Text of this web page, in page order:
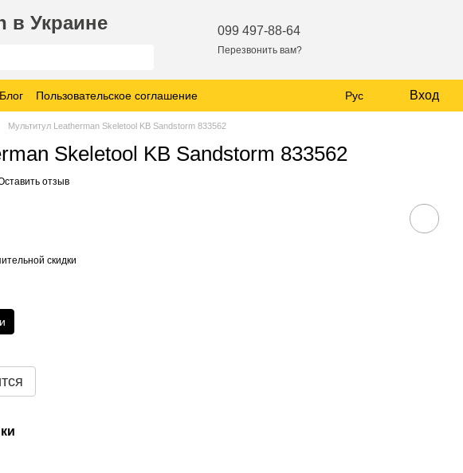
в Украине 099 497-88-64
Перезвонить вам?
Блог Пользовательское соглашение Рус Вход
Мультитул Leatherman Skeletool KB Sandstorm 833562
Skeletool KB Sandstorm 833562
отзыв
скидки